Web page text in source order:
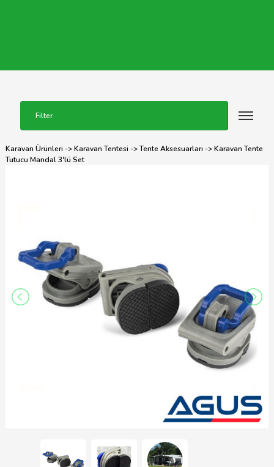
Filter
Karavan Ürünleri ->Karavan Tentesi ->Tente Aksesuarları -> Karavan Tente
Tutucu Mandal 3'lü Set